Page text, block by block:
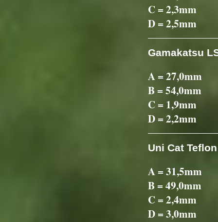
C = 2,3mm
D = 2,5mm
Gamakatsu
A = 27,0mm
B = 54,0mm
C = 1,9mm
D = 2,2mm
Uni Cat
A = 31,5mm
B = 49,0mm
C = 2,4mm
D = 3,0mm